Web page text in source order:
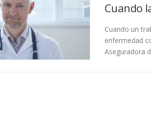
Cuando
Cuando un
enfermedad
Aseguradora